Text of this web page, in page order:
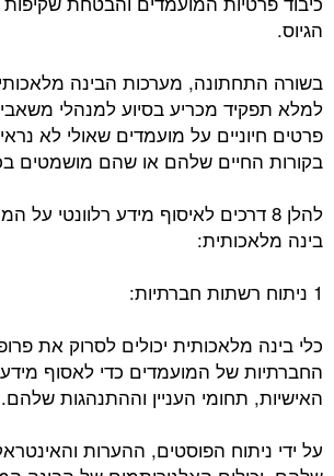
הגיוס.
בשורה התחתונה, מערכות הבינה
למלא תפקיד מכריע בסיוע למנהלי
פרטים חיוניים על מועמדים שאולי לא
בקורות החיים שלהם או שהם מושמטים
להלן 8 דרכים לאיסוף מידע רלוונטי
בינה מלאכותית:
1 ניתוח רשתות חברתיות:
כלי בינה מלאכותית יכולים לסרוק את
החברתיות של המועמדים כדי לאסוף
האישיות, תחומי העניין וההתנהגות שלהם.
על ידי ניתוח הפוסטים, ההערות